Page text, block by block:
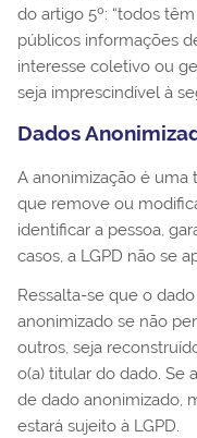
do artigo 5º: “todos
públicos informações
interesse coletivo ou
seja imprescindível à
Dados
A anonimização é uma
que remove ou
identificar a pessoa,
casos, a LGPD não se
Ressalta-se que o
anonimizado se não
outros, seja
o(a) titular do dado. Se
de dado anonimizado,
estará sujeito à LGPD.